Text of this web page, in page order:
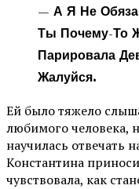
— А Я Не
Ты Почему-То
Парировала
Жалуйся.
Ей было тяжело
любимого человека,
научилась отвечать
Константина
чувствовала, как